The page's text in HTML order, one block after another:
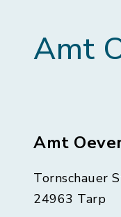
Amt
Amt
Tornschauer
24963 Tarp